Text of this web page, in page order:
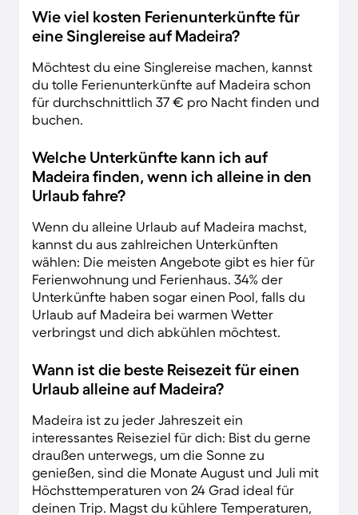
Wie viel kosten Ferienunterkünfte für
eine Singlereise auf Madeira?
Möchtest du eine Singlereise machen, kannst
du tolle Ferienunterkünfte auf Madeira schon
für durchschnittlich 37 € pro Nacht finden und
buchen.
Welche Unterkünfte kann ich auf
Madeira finden, wenn ich alleine in den
Urlaub fahre?
Wenn du alleine Urlaub auf Madeira machst,
kannst du aus zahlreichen Unterkünften
wählen: Die meisten Angebote gibt es hier für
Ferienwohnung und Ferienhaus. 34% der
Unterkünfte haben sogar einen Pool, falls du
Urlaub auf Madeira bei warmen Wetter
verbringst und dich abkühlen möchtest.
Wann ist die beste Reisezeit für einen
Urlaub alleine auf Madeira?
Madeira ist zu jeder Jahreszeit ein
interessantes Reiseziel für dich: Bist du gerne
draußen unterwegs, um die Sonne zu
genießen, sind die Monate August und Juli mit
Höchsttemperaturen von 24 Grad ideal für
deinen Trip. Magst du kühlere Temperaturen,